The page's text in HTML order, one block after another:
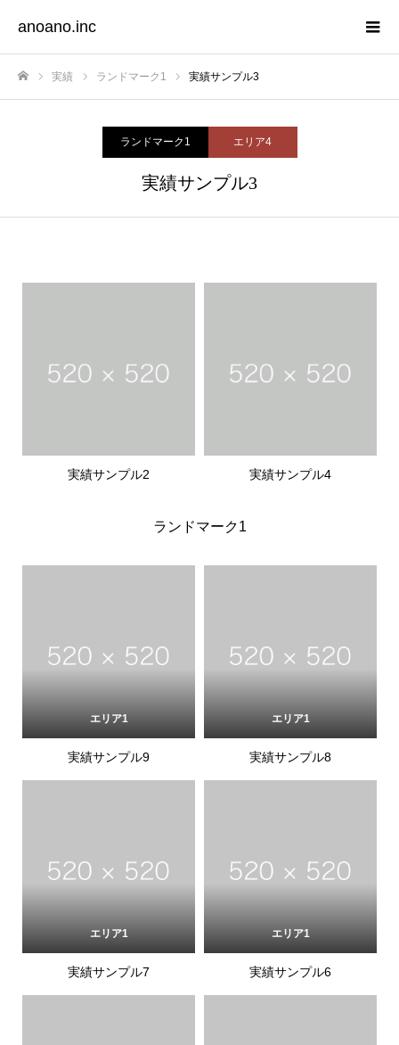
anoano.inc
実績 ランドマーク1 実績サンプル3
ランドマーク1 エリア4
実績サンプル3
実績サンプル2 実績サンプル4
ランドマーク1
エリア1
実績サンプル9
エリア1
実績サンプル8
エリア1
実績サンプル7
エリア1
実績サンプル6